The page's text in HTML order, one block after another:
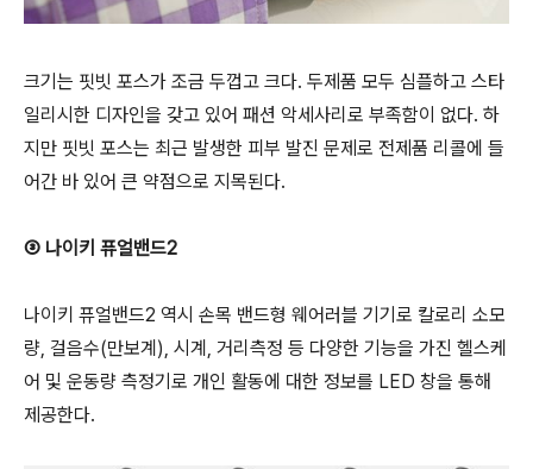
크기는 핏빗 포스가 조금 두껍고 크다. 두제품 모두 심플하고 스타
일리시한 디자인을 갖고 있어 패션 악세사리로 부족함이 없다. 하
지만 핏빗 포스는 최근 발생한 피부 발진 문제로 전제품 리콜에 들
어간 바 있어 큰 약점으로 지목된다.
③ 나이키 퓨얼밴드2
나이키 퓨얼밴드2 역시 손목 밴드형 웨어러블 기기로 칼로리 소모
량, 걸음수(만보계), 시계, 거리측정 등 다양한 기능을 가진 헬스케
어 및 운동량 측정기로 개인 활동에 대한 정보를 LED 창을 통해
제공한다.